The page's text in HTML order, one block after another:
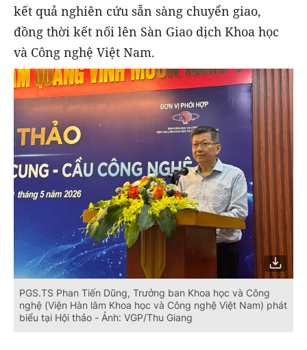
kết quả nghiên cứu sẵn sàng chuyển giao,
đồng thời kết nối lên Sàn Giao dịch Khoa học
và Công nghệ Việt Nam.
PGS.TS Phan Tiến Dũng, Trưởng ban Khoa học và Công
nghệ (Viện Hàn lâm Khoa học và Công nghệ Việt Nam) phát
biểu tại Hội thảo - Ảnh: VGP/Thu Giang